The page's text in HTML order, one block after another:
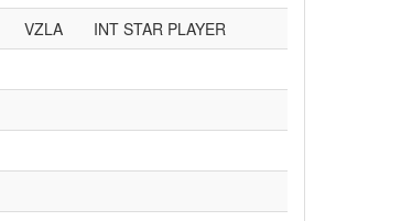
VZLA
INT STAR PLAYER